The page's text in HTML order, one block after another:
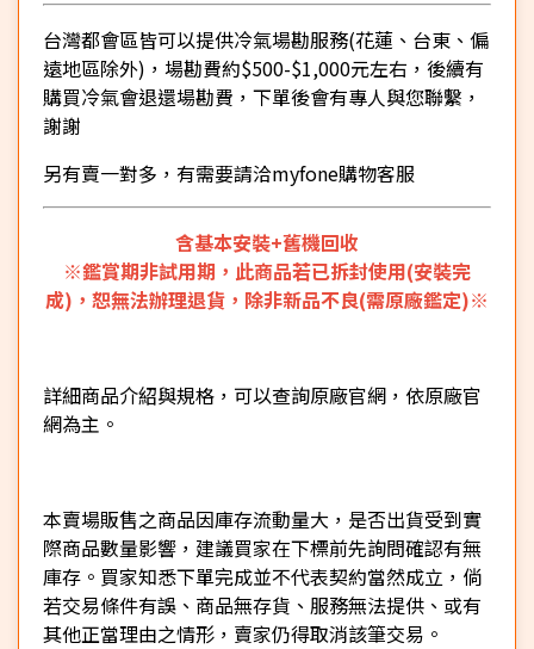
台灣都會區皆可以提供冷氣場勘服務(花蓮、台東、偏
遠地區除外)，場勘費約$500-$1,000元左右，後續有
購買冷氣會退還場勘費，下單後會有專人與您聯繫，
謝謝
另有賣一對多，有需要請洽myfone購物客服
含基本安裝+舊機回收
※鑑賞期非試用期，此商品若已拆封使用(安裝完
成)，恕無法辦理退貨，除非新品不良(需原廠鑑定)※
詳細商品介紹與規格，可以查詢原廠官網，依原廠官
網為主。
本賣場販售之商品因庫存流動量大，是否出貨受到實
際商品數量影響，建議買家在下標前先詢問確認有無
庫存。買家知悉下單完成並不代表契約當然成立，倘
若交易條件有誤、商品無存貨、服務無法提供、或有
其他正當理由之情形，賣家仍得取消該筆交易。